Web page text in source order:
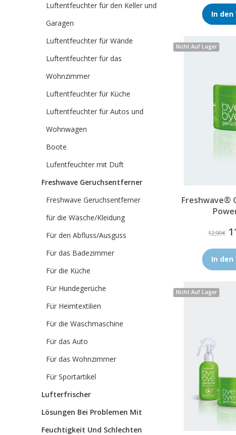
Luftentfeuchter für den Keller und
Garagen
Luftentfeuchter für Wände
Luftentfeuchter für das
Wohnzimmer
Luftentfeuchter für Küche
Luftentfeuchter für Autos und
Wohnwagen
Boote
Lufentfeuchter mit Duft
Freshwave Geruchsentferner
Freshwave Geruchsentferner
für die Wäsche/Kleidung
Für den Abfluss/Ausguss
Für das Badezimmer
Für die Küche
Für Hundegerüche
Für Heimtextilien
Für die Waschmaschine
Für das Auto
Für das Wohnzimmer
Für Sportartikel
Lufterfrischer
Lösungen Bei Problemen Mit
Feuchtigkeit Und Schlechten
In den
Nicht Auf Lager
Freshwave®
12,99 €
In den
Nicht Auf Lager